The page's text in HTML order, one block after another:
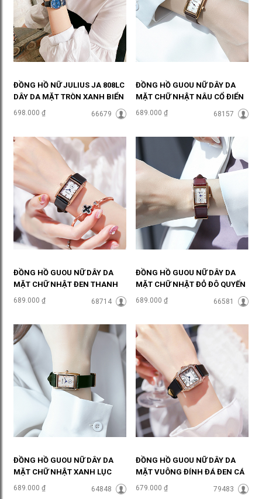
ĐỒNG HỒ NỮ JULIUS JA 808LC
DÂY DA MẶT TRÒN XANH BIỂN
CÁ TÍNH ĐHĐ35501
698.000 ₫ 66679
ĐỒNG HỒ GUOU NỮ DÂY DA
MẶT CHỮ NHẬT NÂU CỔ ĐIỂN
ĐHĐ36004
689.000 ₫ 68157
ĐỒNG HỒ GUOU NỮ DÂY DA
MẶT CHỮ NHẬT ĐEN THANH
LỊCH ĐHĐ36003
689.000 ₫ 68714
ĐỒNG HỒ GUOU NỮ DÂY DA
MẶT CHỮ NHẬT ĐỎ ĐÔ QUYẾN
RŨ ĐHĐ36002
689.000 ₫ 66581
ĐỒNG HỒ GUOU NỮ DÂY DA
MẶT CHỮ NHẬT XANH LỤC
THỜI THƯỢNG ĐHĐ36001
689.000 ₫ 64848
ĐỒNG HỒ GUOU NỮ DÂY DA
MẶT VUÔNG ĐÍNH ĐÁ ĐEN CÁ
TÍNH ĐHĐ35905
679.000 ₫ 79483